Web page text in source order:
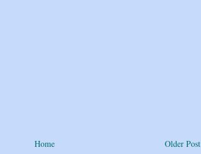
Older Post
Home